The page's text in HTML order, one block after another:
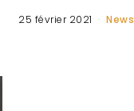
25 février 2021 News